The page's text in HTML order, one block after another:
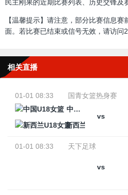
民主刚果的近期比赛列表、历史交锋及
【温馨提示】请注意，部分比赛信息
面。若比赛已结束或信号无效，请访问
相关直播
01-01 08:33
国青女篮热身赛
中国U18女篮
vs
新西兰U18女篮
01-01 08:33 天下足球
vs